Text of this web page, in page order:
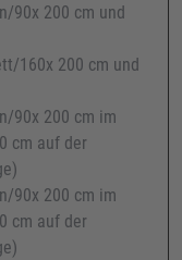
90x 200 cm und
160x 200 cm und
90x 200 cm im
cm auf der
90x 200 cm im
cm auf der